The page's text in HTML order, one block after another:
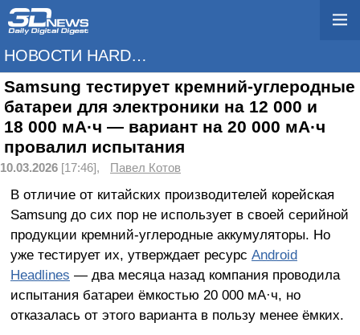
НОВОСТИ HARDWARE
Samsung тестирует кремний-углеродные
батареи для электроники на 12 000 и
18 000 мА·ч — вариант на 20 000 мА·ч
провалил испытания
10.03.2026 [17:46], Павел Котов
В отличие от китайских производителей корейская
Samsung до сих пор не использует в своей серийной
продукции кремний-углеродные аккумуляторы. Но
уже тестирует их, утверждает ресурс Android
Headlines — два месяца назад компания проводила
испытания батареи ёмкостью 20 000 мА·ч, но
отказалась от этого варианта в пользу менее ёмких.